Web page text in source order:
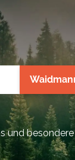
und